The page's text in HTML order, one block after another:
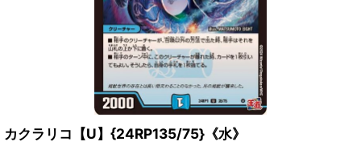
カクラリコ【U】{24RP135/75}《水》